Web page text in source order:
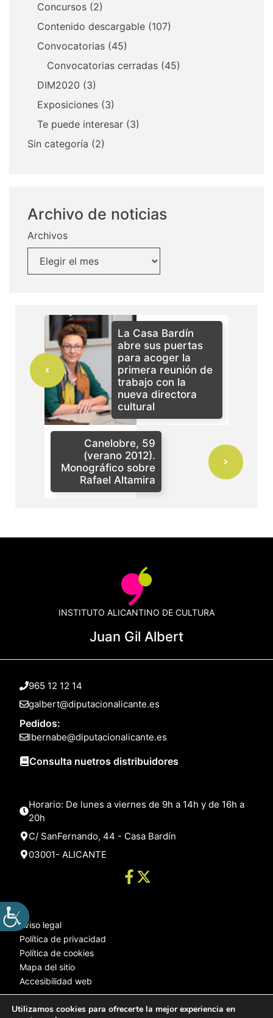
Concursos (2)
Contenido descargable (107)
Convocatorias (45)
Convocatorias cerradas (45)
DIM2020 (3)
Exposiciones (3)
Te puede interesar (3)
Sin categoría (2)
Archivo de noticias
Archivos
La Casa Bardín
abre sus puertas
para acoger la
primera reunión de
trabajo con la
nueva directora
cultural
Canelobre, 59
(verano 2012).
Monográfico sobre
Rafael Altamira
INSTITUTO ALICANTINO DE CULTURA
Juan Gil Albert
965 12 12 14
galbert@diputacionalicante.es
Pedidos:
lbernabe@diputacionalicante.es
Consulta nuetros distribuidores
Horario: De lunes a viernes de 9h a 14h y de 16h a
20h
C/ SanFernando, 44 - Casa Bardín
03001- ALICANTE
Aviso legal
Política de privacidad
Política de cookies
Mapa del sitio
Accesibilidad web
Utilizamos cookies para ofrecerte la mejor experiencia en